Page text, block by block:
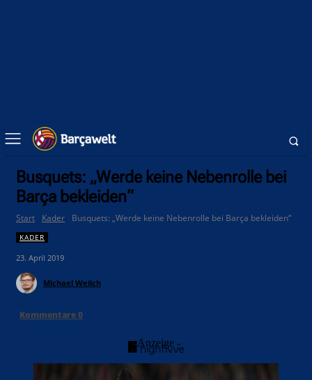
Busquets: „Werde keine Nebenrolle bei
Barça bekleiden“
Start Kader Busquets: „Werde keine Nebenrolle bei Barça bekleiden“
KADER
23. April 2019
Michael Weilch
Kommentare0
- Anzeige -